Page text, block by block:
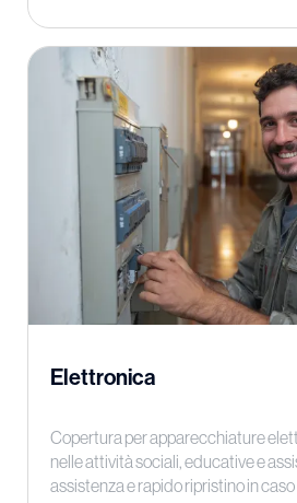
Elettronica
Copertura per apparecchiature
nelle attività sociali, educative e
assistenza e rapido ripristino in